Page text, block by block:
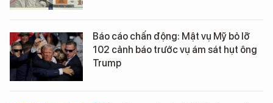
Báo cáo chấn động: Mật vụ Mỹ bỏ lỡ
102 cảnh báo trước vụ ám sát hụt ông
Trump